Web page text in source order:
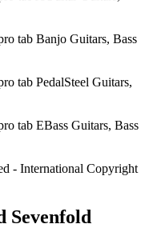
- International Copyright
Sevenfold